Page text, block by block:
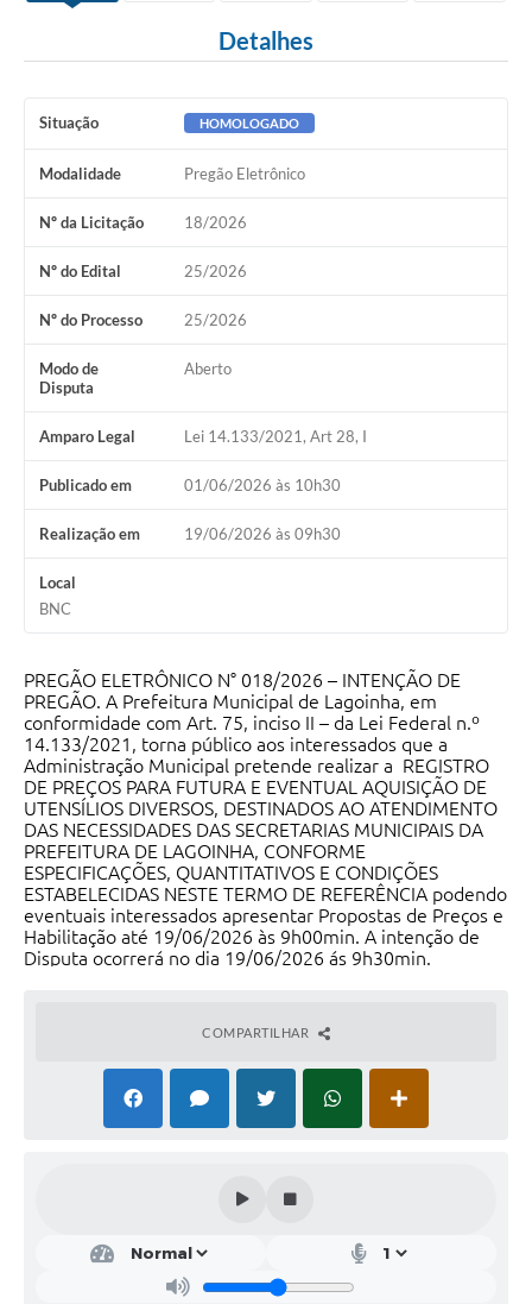
FISCAL
Portal da Transparência
A Nossa Cidade
Galeria de Fotos
Audiências Públicas
Arquivos para Download
A Prefeitura
Carta de Serviços
Galeria de Vídeos
Projetos
Legislação
Editais
Links
Serviços Online
Telefones Úteis
Transparência
Jornal
Detalhes
Situação HOMOLOGADO
Modalidade Pregão Eletrônico
Nº da Licitação 18/2026
Nº do Edital 25/2026
Nº do Processo 25/2026
Modo de
Disputa
Aberto
Amparo Legal Lei 14.133/2021, Art 28, I
Publicado em 01/06/2026 às 10h30
Realização em 19/06/2026 às 09h30
Local
BNC
PREGÃO ELETRÔNICO N° 018/2026 – INTENÇÃO DE
PREGÃO. A Prefeitura Municipal de Lagoinha, em
conformidade com Art. 75, inciso II – da Lei Federal n.º
14.133/2021, torna público aos interessados que a
Administração Municipal pretende realizar a REGISTRO
DE PREÇOS PARA FUTURA E EVENTUAL AQUISIÇÃO DE
UTENSÍLIOS DIVERSOS, DESTINADOS AO ATENDIMENTO
DAS NECESSIDADES DAS SECRETARIAS MUNICIPAIS DA
PREFEITURA DE LAGOINHA, CONFORME
ESPECIFICAÇÕES, QUANTITATIVOS E CONDIÇÕES
ESTABELECIDAS NESTE TERMO DE REFERÊNCIA podendo
eventuais interessados apresentar Propostas de Preços e
Habilitação até 19/06/2026 às 9h00min. A intenção de
Disputa ocorrerá no dia 19/06/2026 ás 9h30min.
COMPARTILHAR